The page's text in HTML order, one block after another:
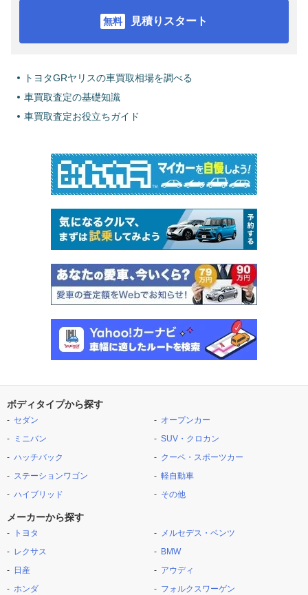
見積りスタート
トヨタGRヤリスの車買取相場を調べる
車買取査定の基礎知識
車買取査定お役立ちガイド
ボディタイプから探す
セダン
ミニバン
ハッチバック
ステーションワゴン
ハイブリッド
オープンカー
SUV・クロカン
クーペ・スポーツカー
軽自動車
その他
メーカーから探す
トヨタ
レクサス
日産
ホンダ
メルセデス・ベンツ
BMW
アウディ
フォルクスワーゲン